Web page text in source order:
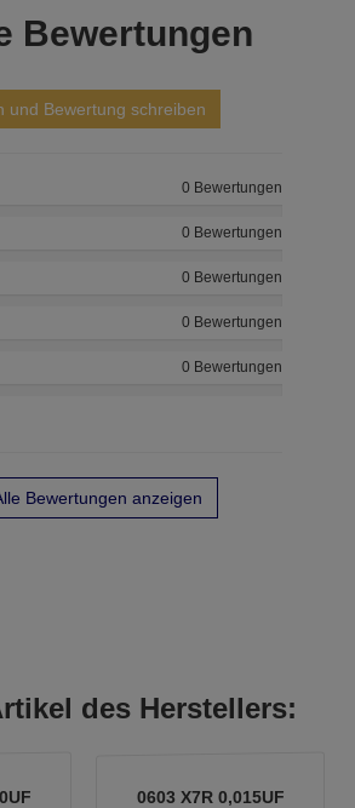
Bewertungen
und Bewertung schreiben
0 Bewertungen
0 Bewertungen
0 Bewertungen
0 Bewertungen
0 Bewertungen
Bewertungen anzeigen
des Herstellers:
0603 X7R 0,015UF